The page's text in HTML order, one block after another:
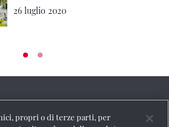
26 luglio 2020
FS Italiane
propri o di terze parti, per